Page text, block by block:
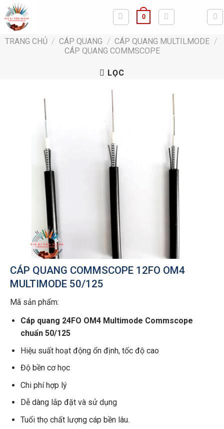
Bỏ
qua
nội
dung
0
TRANG CHỦ / CÁP QUANG / CÁP QUANG MULTILMODE /
CÁP QUANG COMMSCOPE
LỌC
CÁP QUANG COMMSCOPE 12FO OM4
MULTIMODE 50/125
Mã sản phẩm:
Cáp quang 24FO OM4 Multimode Commscope
chuẩn 50/125
Hiệu suất hoạt động ổn định, tốc độ cao
Độ bền cơ học
Chi phí hợp lý
Dễ dàng lắp đặt và sử dụng
Tuổi thọ chất lượng cáp bền lâu.